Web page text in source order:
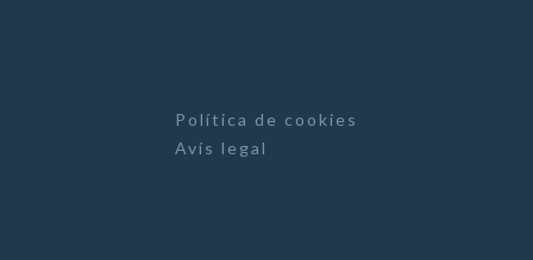
Política de cookies
Avís legal